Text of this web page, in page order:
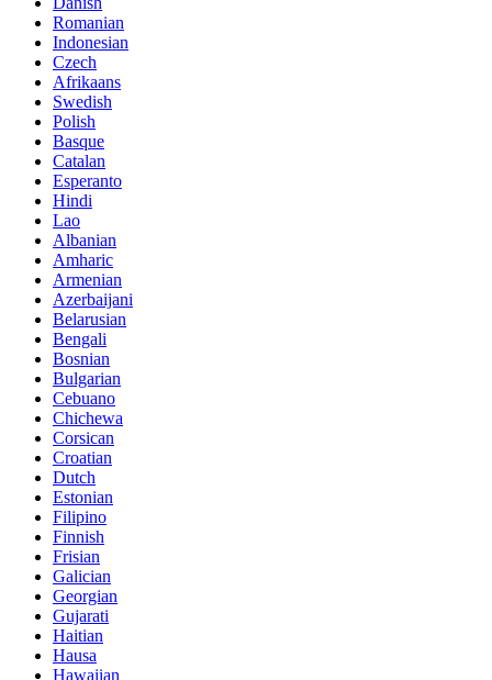
Romanian
Indonesian
Czech
Afrikaans
Swedish
Polish
Basque
Catalan
Esperanto
Hindi
Lao
Albanian
Amharic
Armenian
Azerbaijani
Belarusian
Bengali
Bosnian
Bulgarian
Cebuano
Chichewa
Corsican
Croatian
Dutch
Estonian
Filipino
Finnish
Frisian
Galician
Georgian
Gujarati
Haitian
Hausa
Hawaiian